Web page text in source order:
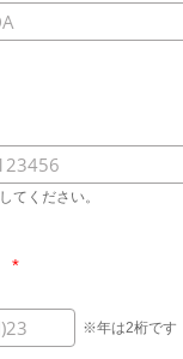
てください。
*
※年は2桁です